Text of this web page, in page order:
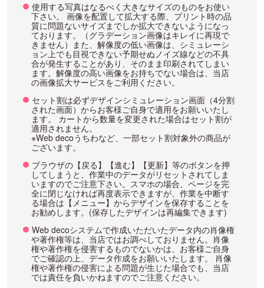
使用する写真はなるべく大きなサイズのものをお使い
下さい。 画像を配置して拡大する際、プリント時の品
質に問題ないサイズまでしか拡大できないようになっ
ております。（グラデーション画像はキレイに再現で
きません）また、解像度の低い画像は、シミュレーシ
ョン上でも目視できない予期せぬノイズ線などの不具
合が発生することがあり、そのまま印刷されてしまい
ます。解像度の高い画像をお持ちでない場合は、当店
の画像拡大サービスをご利用ください。
セット割は必ずデザインシミュレーション画面（4分割
された画面）からお客様ご自身で適用をお願いいたし
ます。 カートから数量を変更された場合はセット割が
適用されません。
※Web decoうちわなど、一部セット割対象外の商品が
ございます。
ブラウザの【戻る】【進む】【更新】等のボタンを押
してしまうと、作業中のデータがリセットされてしま
いますのでご注意下さい。スマホの場合、ページを完
全に閉じなければ再度表示できますが、作業を中断す
る場合は【メニュー】からデザインを保存することを
お勧めします。(保存したデザインは再編集できます)
Web decoシステムで作成いただいたデータ内の肖像権
や著作権等は、当店ではお調べしておりません。肖像
権や著作権を侵害するものでないかは、お客様ご自身
でご確認の上、データ作成をお願いいたします。 肖像
権や著作権の侵害による問題が生じた場合でも、当店
では責任を負いかねますのでご注意ください。